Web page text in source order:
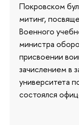
Покровском
митинг,
Военного
министра
присвоении
зачислением в
университета
состоялся